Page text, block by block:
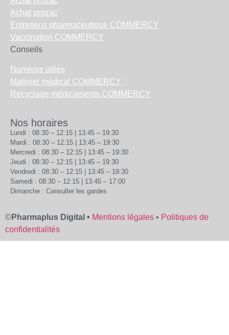
Achat prozac
Entretiens pharmaceutique COMMERCY
Vaccination COMMERCY
Conseils
Numéros utiles
Matériel médical COMMERCY
Recyclage médicaments COMMERCY
Nos horaires
Lundi : 08:30 – 12:15 | 13:45 – 19:30
Mardi : 08:30 – 12:15 | 13:45 – 19:30
Mercredi : 08:30 – 12:15 | 13:45 – 19:30
Jeudi : 08:30 – 12:15 | 13:45 – 19:30
Vendredi : 08:30 – 12:15 | 13:45 – 19:30
Samedi : 08:30 – 12:15 | 13:45 – 17:00
Dimanche : Consulter les gardes
©Pharmaplus Digital • Mentions légales • Politiques de
confidentialités